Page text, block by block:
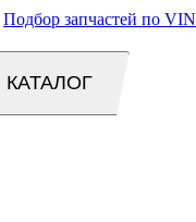
Подбор запчастей по
КАТАЛОГ